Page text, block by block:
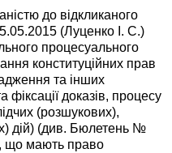
до відкликаного
(Луценко І. С.)
процесуального
конституційних прав
та інших
фіксації доказів, процесу
(розшукових),
дій) (див. Бюлетень №
що мають право